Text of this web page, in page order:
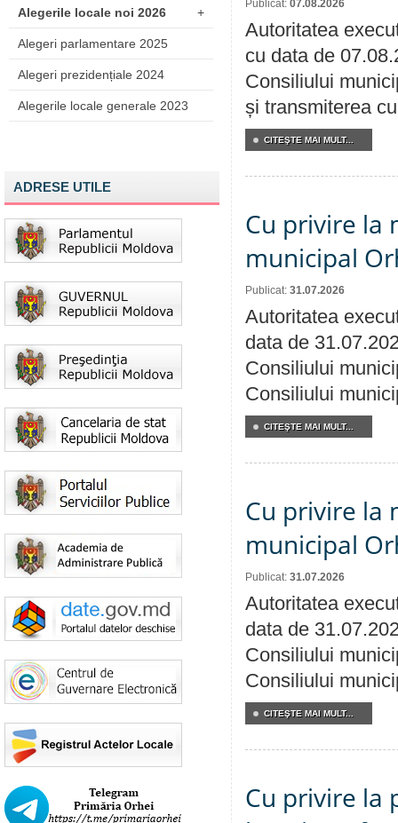
Alegerile locale noi 2026 +
Alegeri parlamentare 2025
Alegeri prezidențiale 2024
Alegerile locale generale 2023
ADRESE UTILE
Publicat: 07.08.2026
Autoritatea
cu data de
Consiliului
și transmiterea
CITEŞTE MAI MULT...
Cu privire la
municipal
Publicat: 31.07.2026
Autoritatea
data de
Consiliului
Consiliului
CITEŞTE MAI MULT...
Cu privire la
municipal
Publicat: 31.07.2026
Autoritatea
data de
Consiliului
Consiliului
CITEŞTE MAI MULT...
Cu privire la